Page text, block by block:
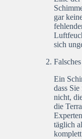
gar
sich
Ein
dass
nicht,
die
täglich